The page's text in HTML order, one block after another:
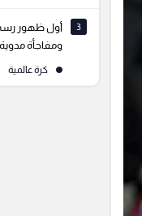
3
أول ظهور
ومفاجأة مدوية
كرة عالمية